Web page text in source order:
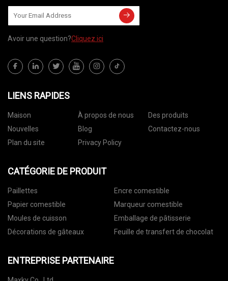
Avoir une question?Cliquez ici
LIENS RAPIDES
Maison À propos de nous
Des produits
Nouvelles
Blog
Contactez-nous
Plan du site
Privacy Policy
CATÉGORIE DE PRODUIT
Paillettes
Encre comestible
Papier comestible
Marqueur comestible
Moules de cuisson
Emballage de pâtisserie
Décorations de gâteaux
Feuille de transfert de chocolat
ENTREPRISE PARTENAIRE